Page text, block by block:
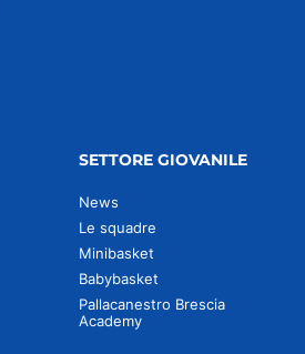
SETTORE GIOVANILE
News
Le squadre
Minibasket
Babybasket
Pallacanestro Brescia
Academy